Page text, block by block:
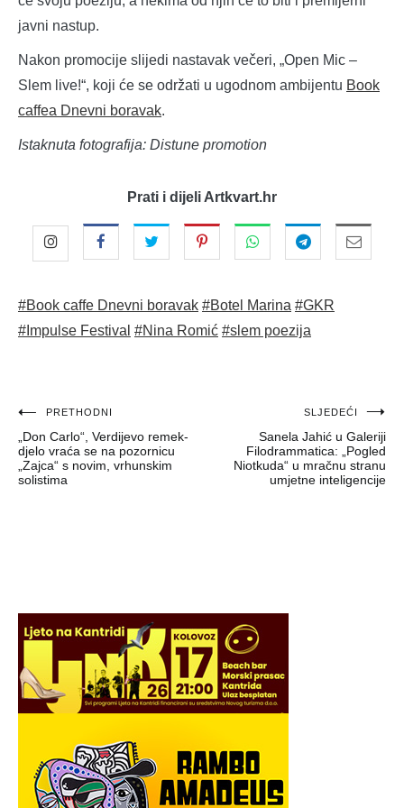
javni nastup.
Nakon promocije slijedi nastavak večeri, „Open Mic –
Slem live!“, koji će se održati u ugodnom ambijentu Book
caffea Dnevni boravak.
Istaknuta fotografija: Distune promotion
Prati i dijeli Artkvart.hr
#Book caffe Dnevni boravak #Botel Marina #GKR
#Impulse Festival #Nina Romić #slem poezija
Navigacija
objava
PRETHODNI
„Don Carlo“, Verdijevo remek-
djelo vraća se na pozornicu
„Zajca“ s novim, vrhunskim
solistima
SLJEDEĆI
Sanela Jahić u Galeriji
Filodrammatica: „Pogled
Niotkuda“ u mračnu stranu
umjetne inteligencije